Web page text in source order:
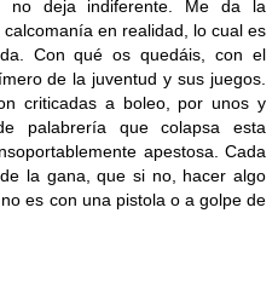
no deja indiferente. Me da la
en realidad, lo cual es
Con qué os quedáis, con el
de la juventud y sus juegos.
criticadas a boleo, por unos y
palabrería que colapsa esta
apestosa. Cada
la gana, que si no, hacer algo
es con una pistola o a golpe de